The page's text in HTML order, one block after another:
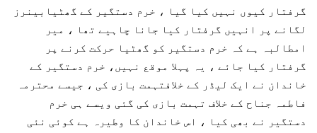
گرفتار کیوں نہیں کیا گیا ، خرم دستگیر کے گھٹیابینرز
لگانے پر انہیں گرفتار کیا جانا چاہیے تھا ، میر
امطالبہ ہے کہ خرم دستگیر کو گھٹیا حرکت کرنے پر
گرفتار کیا جائے ، یہ پہلا موقع نہیں، خرم دستگیر کے
خاندان نے ایک لیڈر کے خلافتہمت بازی کی ، جیسے محترمہ
فاطمہ جناح کے خلاف تہمت بازی کی گئی ویسے ہی خرم
دستگیر نے بھی کیا ، اس خاندان کا وطیرہ ہے کوئی نئی